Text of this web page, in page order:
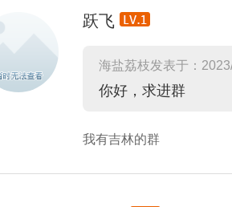
跃飞
海盐荔枝发表于：
你好，求进群
我有吉林的群